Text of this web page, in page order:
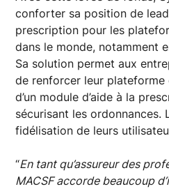
conforter sa position de
prescription pour les
dans le monde, notamment
Sa solution permet aux
de renforcer leur plateforme
d’un module d’aide à la
sécurisant les ordonnances.
fidélisation de leurs
“En tant qu’assureur des
MACSF accorde beaucoup